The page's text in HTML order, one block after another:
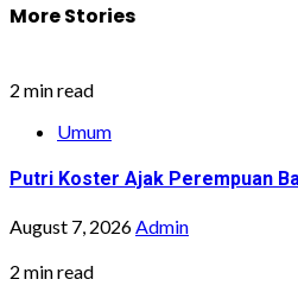
More Stories
2 min read
Umum
Putri Koster Ajak Perempuan
August 7, 2026Admin
2 min read